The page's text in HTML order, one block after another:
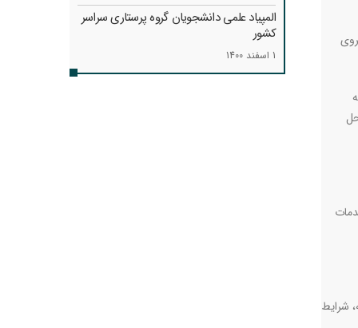
شرایط
المپیاد علمی دانشجویان گروه پرستاری سراسر
کشور
1 اسفند 1400